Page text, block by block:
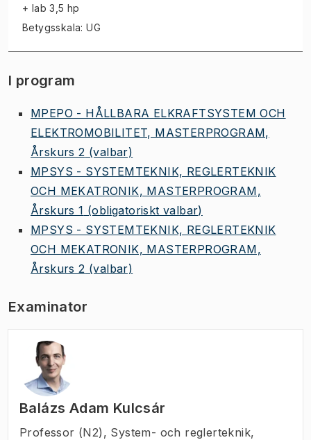
+ lab 3,5 hp
Betygsskala: UG
I program
MPEPO - HÅLLBARA ELKRAFTSYSTEM OCH
ELEKTROMOBILITET, MASTERPROGRAM,
Årskurs 2 (valbar)
MPSYS - SYSTEMTEKNIK, REGLERTEKNIK
OCH MEKATRONIK, MASTERPROGRAM,
Årskurs 1 (obligatoriskt valbar)
MPSYS - SYSTEMTEKNIK, REGLERTEKNIK
OCH MEKATRONIK, MASTERPROGRAM,
Årskurs 2 (valbar)
Examinator
Balázs Adam Kulcsár
Professor (N2) , System- och reglerteknik,